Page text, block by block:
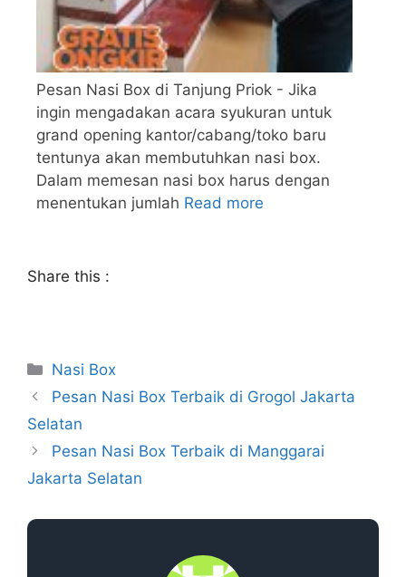
Pesan Nasi Box di Tanjung Priok - Jika
ingin mengadakan acara syukuran untuk
grand opening kantor/cabang/toko baru
tentunya akan membutuhkan nasi box.
Dalam memesan nasi box harus dengan
menentukan jumlah Read more
Share this :
Nasi Box
Pesan Nasi Box Terbaik di Grogol Jakarta
Selatan
Pesan Nasi Box Terbaik di Manggarai
Jakarta Selatan